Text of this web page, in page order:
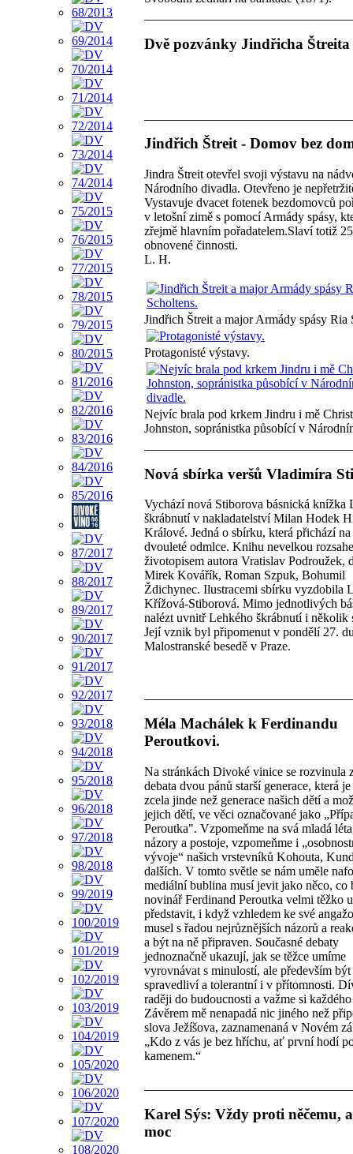
Dvě pozvánky Jindřicha Štreita
Jindřich Štreit - Domov bez
Jindra Štreit otevřel svoji výstavu na
Národního divadla. Otevřeno je
Vystavuje dvacet fotenek bezdomovců
v letošní zimě s pomocí Armády spásy,
zřejmě hlavním pořadatelem.Slaví totiž
obnovené činnosti.
L. H.
Jindřich Štreit a major Armády spásy Ria
Protagonisté výstavy.
Nejvíc brala pod krkem Jindru i mě
Johnston, sopránistka působící v
Nová sbírka veršů Vladimíra
Vychází nová Stiborova básnická knížka
škrábnutí v nakladatelství Milan Hodek
Králové. Jedná o sbírku, která přichází na
dvouleté odmlce. Knihu nevelkou
životopisem autora Vratislav Podroužek,
Mirek Kovářík, Roman Szpuk, Bohumil
Ždichynec. Ilustracemi sbírku vyzdobila
Křížová-Stiborová. Mimo jednotlivých
nalézt uvnitř Lehkého škrábnutí i několik
Její vznik byl připomenut v pondělí 27.
Malostranské besedě v Praze.
Méla Machálek k Ferdinandu
Peroutkovi.
Na stránkách Divoké vinice se rozvinula
debata dvou pánů starší generace, která
zcela jinde než generace našich dětí a
jejich dětí, ve věci označované jako
Peroutka". Vzpomeňme na svá mladá
názory a postoje, vzpomeňme i
vývoje“ našich vrstevníků Kohouta,
dalších. V tomto světle se nám uměle
mediální bublina musí jevit jako něco, co
novinář Ferdinand Peroutka velmi těžko
představit, i když vzhledem ke své
musel s řadou nejrůznějších názorů a
a být na ně připraven. Současné debaty
jednoznačně ukazují, jak se těžce umíme
vyrovnávat s minulostí, ale především být
spravedliví a tolerantní i v přítomnosti.
raději do budoucnosti a važme si
Závěrem mě nenapadá nic jiného než
slova Ježíšova, zaznamenaná v Novém
„Kdo z vás je bez hříchu, ať první hodí
kamenem.“
Karel Sýs: Vždy proti něčemu,
moc